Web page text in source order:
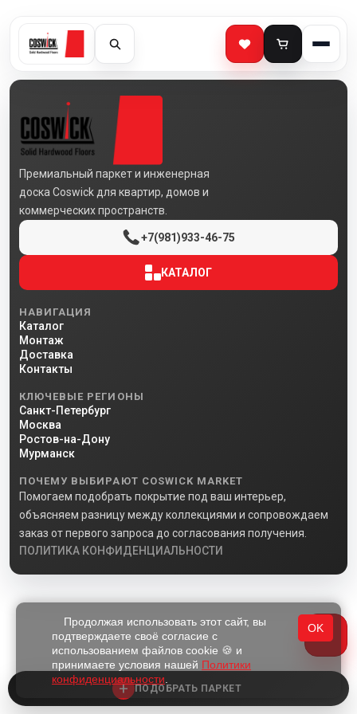
Премиальный паркет и инженерная
доска Coswick для квартир, домов и
коммерческих пространств.
+7(981)933-46-75
КАТАЛОГ
НАВИГАЦИЯ
Каталог
Монтаж
Доставка
Контакты
КЛЮЧЕВЫЕ РЕГИОНЫ
Санкт-Петербург
Москва
Ростов-на-Дону
Мурманск
ПОЧЕМУ ВЫБИРАЮТ COSWICK MARKET
Помогаем подобрать покрытие под ваш интерьер,
объясняем разницу между коллекциями и сопровождаем
заказ от первого запроса до согласования получения.
ПОЛИТИКА КОНФИДЕНЦИАЛЬНОСТИ
Продолжая использовать этот сайт, вы
подтверждаете своё согласие с
использованием файлов cookie 🍪 и
принимаете условия нашей Политики
конфиденциальности
OK
+ ПОДОБРАТЬ ПАРКЕТ